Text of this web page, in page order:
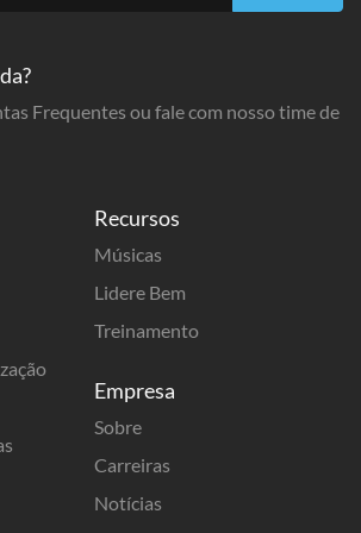
Recursos
Músicas
Lidere Bem
Treinamento
Empresa
Sobre
Carreiras
Notícias
Frequentes ou fale com nosso time de